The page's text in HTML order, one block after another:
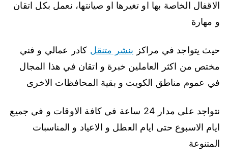
الاقفال الخاصة بها او تغيرها او صيانتها، نعمل بكل اتقان
و مهارة
حيث يتواجد في مراكز بنشر متنقل كادر عمالي و فني
مختص من اكثر العاملين خبرة و اتقان في هذا المجال
في عموم مناطق الكويت و بقية المحافظات الاخرى
نتواجد على مدار 24 ساعة في كافة الاوقات و في جميع
ايام الاسبوع حتى ايام العطل و الاعياد و المناسبات
المتنوعة